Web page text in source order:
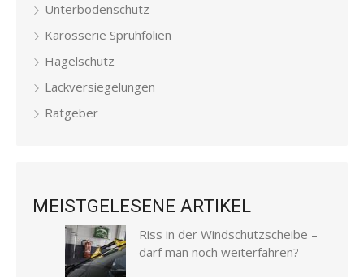
Unterbodenschutz
Karosserie Sprühfolien
Hagelschutz
Lackversiegelungen
Ratgeber
MEISTGELESENE ARTIKEL
Riss in der Windschutzscheibe –
darf man noch weiterfahren?